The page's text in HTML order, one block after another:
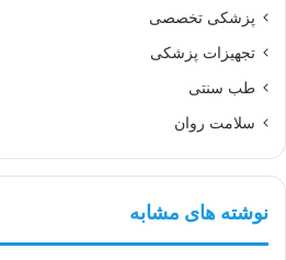
پزشکی تخصصی
تجهیزات پزشکی
طب سنتی
سلامت روان
نوشته های مشابه